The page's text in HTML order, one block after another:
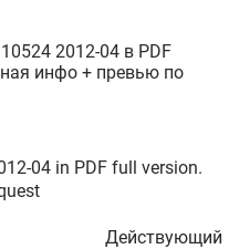
2012-04 в PDF
инфо + превью по
04 in PDF full version.
Действующий